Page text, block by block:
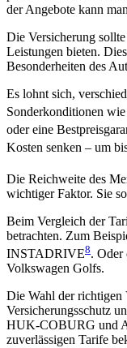
der Angebote kann
Die Versicherung
Leistungen bieten.
Besonderheiten des
Es lohnt sich,
Sonderkonditionen
oder eine
Kosten senken – um
Die Reichweite des
wichtiger Faktor. Sie
Beim Vergleich der
betrachten. Zum
INSTADRIVE8.
Volkswagen Golfs.
Die Wahl der richtigen
Versicherungsschutz
HUK-COBURG und
zuverlässigen Tarife